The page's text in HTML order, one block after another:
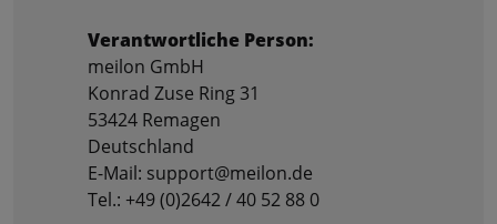
Verantwortliche Person:
meilon GmbH
Konrad Zuse Ring 31
53424 Remagen
Deutschland
E-Mail: support@meilon.de
Tel.: +49 (0)2642 / 40 52 88 0